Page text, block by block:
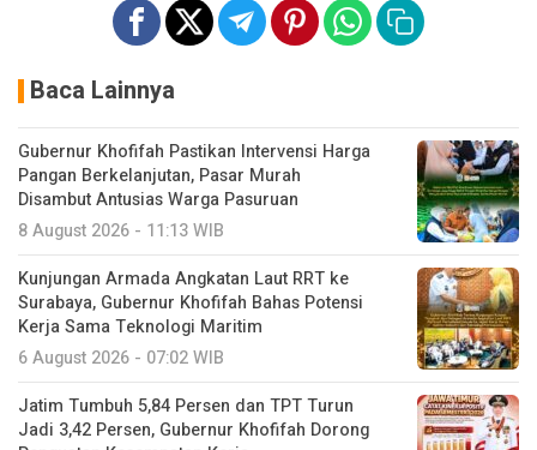
Baca Lainnya
Gubernur Khofifah Pastikan Intervensi Harga
Pangan Berkelanjutan, Pasar Murah
Disambut Antusias Warga Pasuruan
8 August 2026 - 11:13 WIB
Kunjungan Armada Angkatan Laut RRT ke
Surabaya, Gubernur Khofifah Bahas Potensi
Kerja Sama Teknologi Maritim
6 August 2026 - 07:02 WIB
Jatim Tumbuh 5,84 Persen dan TPT Turun
Jadi 3,42 Persen, Gubernur Khofifah Dorong